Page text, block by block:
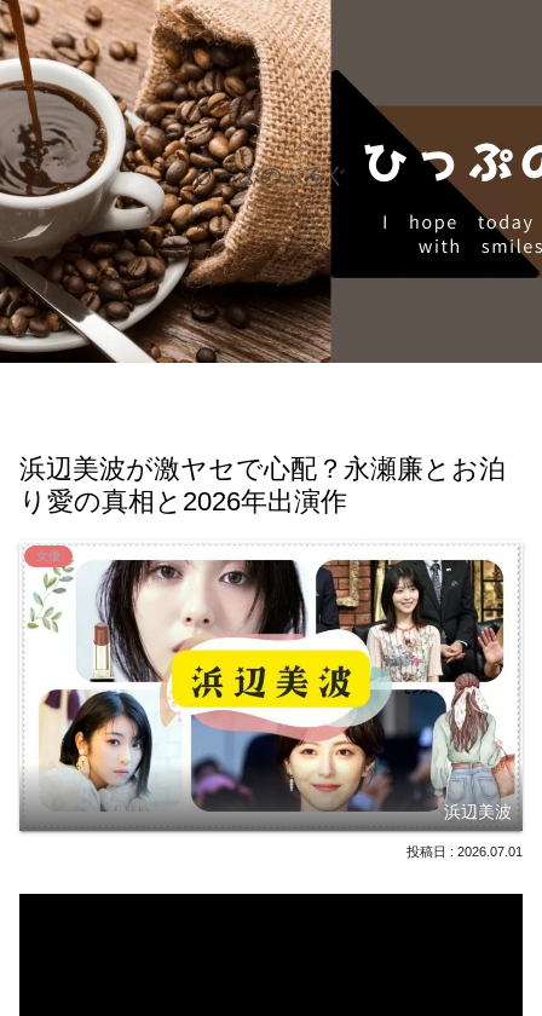
ひっぷのぶろぐ
浜辺美波が激ヤセで心配？永瀬廉とお泊
り愛の真相と2026年出演作
女優
浜辺美波
2026.07.01